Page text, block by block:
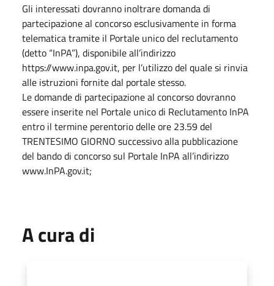
Gli interessati dovranno inoltrare domanda di
partecipazione al concorso esclusivamente in forma
telematica tramite il Portale unico del reclutamento
(detto “InPA”), disponibile all’indirizzo
https://www.inpa.gov.it, per l’utilizzo del quale si rinvia
alle istruzioni fornite dal portale stesso.
Le domande di partecipazione al concorso dovranno
essere inserite nel Portale unico di Reclutamento InPA
entro il termine perentorio delle ore 23.59 del
TRENTESIMO GIORNO successivo alla pubblicazione
del bando di concorso sul Portale InPA all’indirizzo
www.InPA.gov.it;
A cura di